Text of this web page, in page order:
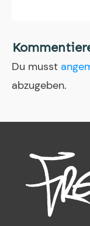
Du musst
abzugeben.